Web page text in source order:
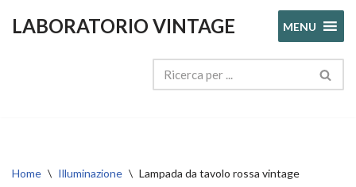
LABORATORIO VINTAGE MENU
Home \ Illuminazione \ Lampada da tavolo rossa vintage